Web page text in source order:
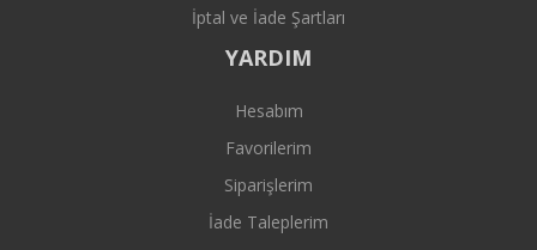
İptal ve İade Şartları
YARDIM
Hesabım
Favorilerim
Siparişlerim
İade Taleplerim